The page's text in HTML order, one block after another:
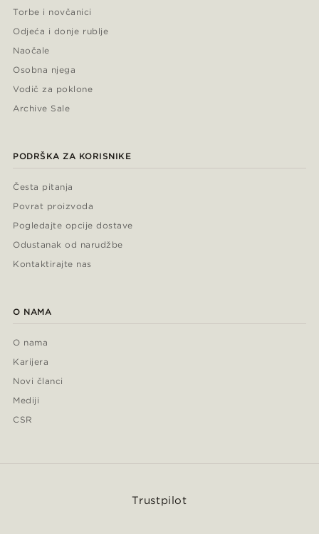
Torbe i novčanici
Odjeća i donje rublje
Naočale
Osobna njega
Vodič za poklone
Archive Sale
PODRŠKA ZA KORISNIKE
Česta pitanja
Povrat proizvoda
Pogledajte opcije dostave
Odustanak od narudžbe
Kontaktirajte nas
O NAMA
O nama
Karijera
Novi članci
Mediji
CSR
Trustpilot